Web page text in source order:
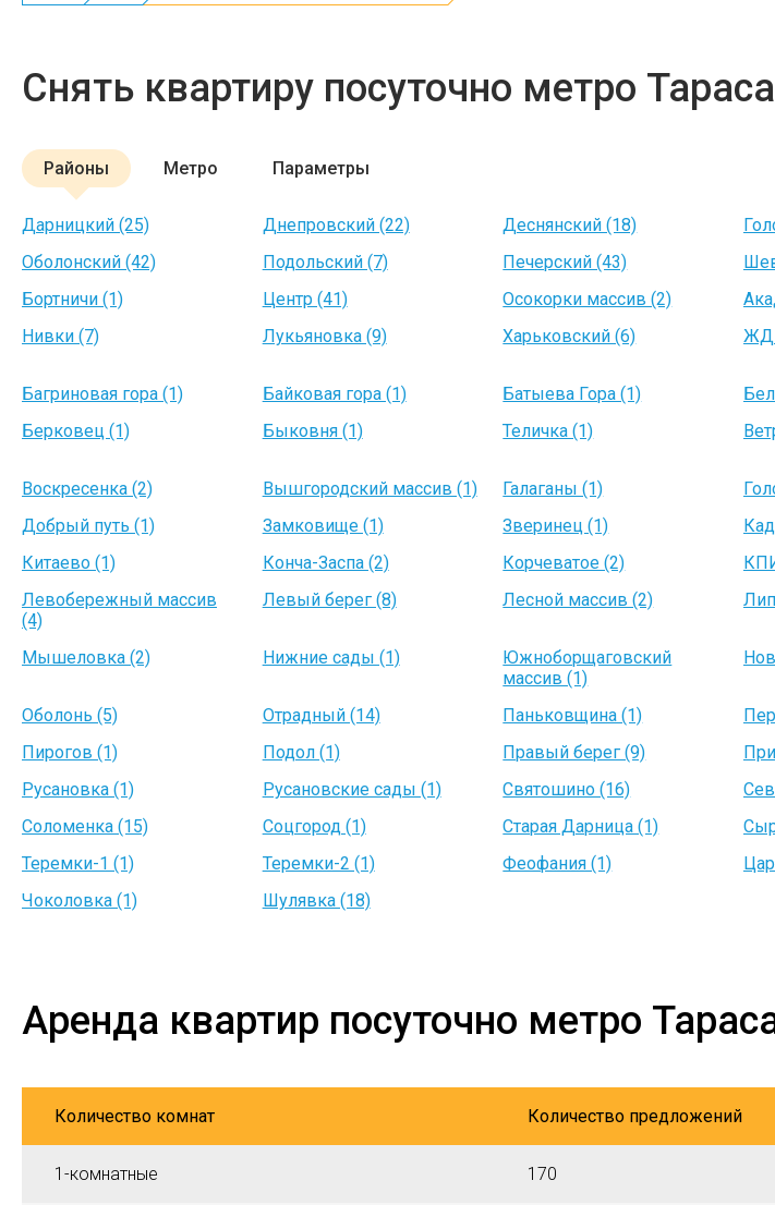
Снять квартиру посуточно метро
Районы Метро Параметры
Дарницкий (25) Днепровский (22) Деснянский (18)
Оболонский (42)
Подольский (7) Печерский (43)
Бортничи (1)
Центр (41) Осокорки массив (2)
Нивки (7)
Лукьяновка (9) Харьковский (6) ЖД
Багриновая гора (1)
Байковая гора (1) Батыева Гора (1)
Берковец (1)
Быковня (1) Теличка (1)
Воскресенка (2)
Вышгородский массив (1) Галаганы (1)
Добрый путь (1)
Замковище (1) Зверинец (1)
Китаево (1)
Конча-Заспа (2) Корчеватое (2)
Левобережный массив
(4)
Левый берег (8) Лесной массив (2)
Мышеловка (2) Нижние сады (1)
Южноборщаговский
массив (1)
Оболонь (5) Отрадный (14) Паньковщина (1)
Пирогов (1)
Подол (1) Правый берег (9)
Русановка (1)
Русановские сады (1) Святошино (16)
Соломенка (15)
Соцгород (1) Старая Дарница (1)
Теремки-1 (1)
Теремки-2 (1) Феофания (1)
Чоколовка (1)
Шулявка (18)
Аренда квартир посуточно метро
Количество комнат Количество предложений
1-комнатные 170